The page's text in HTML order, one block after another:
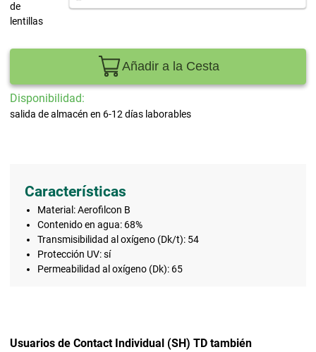
de
lentillas
Añadir a la Cesta
Disponibilidad:
salida de almacén en 6-12 días laborables
Características
Material: Aerofilcon B
Contenido en agua: 68%
Transmisibilidad al oxígeno (Dk/t): 54
Protección UV: sí
Permeabilidad al oxígeno (Dk): 65
Usuarios de Contact Individual (SH) TD también